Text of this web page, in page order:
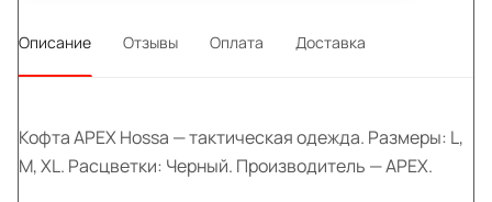
Описание Отзывы Оплата Доставка
Кофта APEX Hossa — тактическая одежда. Размеры: L,
M, XL. Расцветки: Черный. Производитель — APEX.